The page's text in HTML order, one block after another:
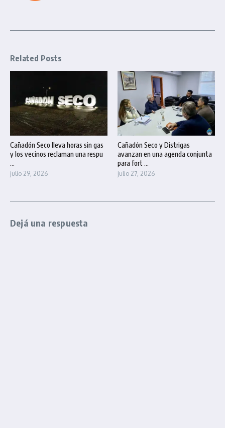
Related Posts
Cañadón Seco lleva horas sin gas
y los vecinos reclaman una respu
...
julio 29, 2026
Cañadón Seco y Distrigas
avanzan en una agenda conjunta
para fort ...
julio 27, 2026
Dejá una respuesta